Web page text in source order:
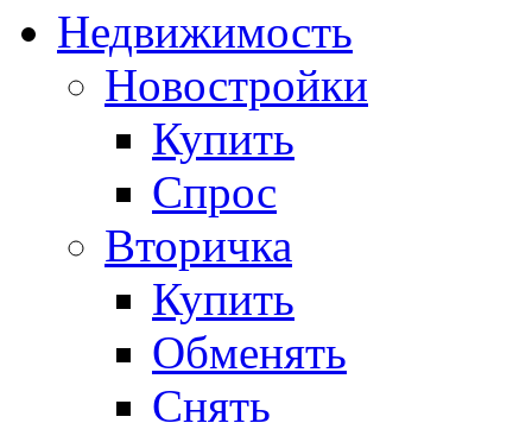
Недвижимость
Новостройки
Купить
Спрос
Вторичка
Купить
Обменять
Снять